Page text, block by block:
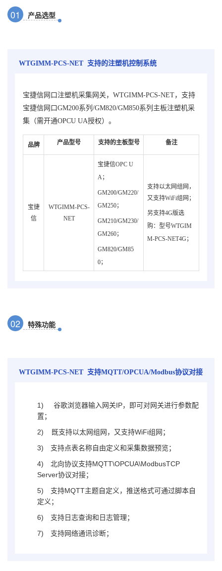
01 产品选型
WTGIMM-PCS-NET 支持的注塑机控制系统
宝捷信 网口注塑机采集网关，WTGIMM-PCS-NET， 支持
宝捷信网口GM200系列/GM820/GM850系列主板注塑机采
集（需开通OPCU UA授权）。
品牌 产品型号 支持的主板型号 备注
宝捷
信
WTGIMM-PCS-
NET
宝捷信OPC U
A；
GM200/GM220/
GM250；
GM210/GM230/
GM260；
GM820/GM85
0；
支持以太网组网，
又支持WiFi组网；
另支持4G版选
购：型号WTGIM
M-PCS-NET4G；
02 特殊功能
WTGIMM-PCS-NET 支持MQTT/OPCUA/Modbus协议对接
1) 谷歌浏览器输入网关IP，即可对网关进行参数配
置；
2) 既支持以太网组网，又支持WiFi组网；
3)
支持点表名称自由定义和采集数据预览；
4)
北向协议支持MQTT\OPCUA\ModbusTCP
Server协议对接；
5)
支持MQTT主题自定义，推送格式可通过脚本自
定义；
6)
支持日志查询和日志管理；
7)
支持网络通讯诊断；